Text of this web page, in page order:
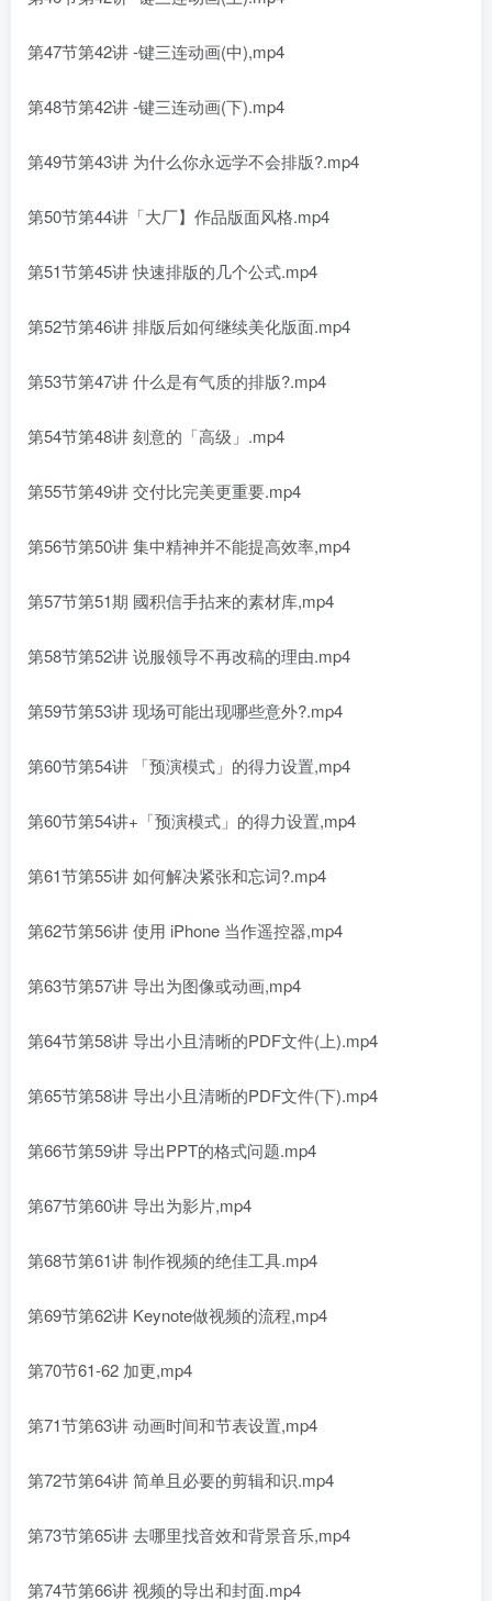
第47节第42讲 -键三连动画(中),mp4
第48节第42讲 -键三连动画(下).mp4
第49节第43讲 为什么你永远学不会排版?.mp4
第50节第44讲「大厂】作品版面风格.mp4
第51节第45讲 快速排版的几个公式.mp4
第52节第46讲 排版后如何继续美化版面.mp4
第53节第47讲 什么是有气质的排版?.mp4
第54节第48讲 刻意的「高级」.mp4
第55节第49讲 交付比完美更重要.mp4
第56节第50讲 集中精神并不能提高效率,mp4
第57节第51期 國积信手拈来的素材库,mp4
第58节第52讲 说服领导不再改稿的理由.mp4
第59节第53讲 现场可能出现哪些意外?.mp4
第60节第54讲 「预演模式」的得力设置,mp4
第60节第54讲+「预演模式」的得力设置,mp4
第61节第55讲 如何解决紧张和忘词?.mp4
第62节第56讲 使用 iPhone 当作遥控器,mp4
第63节第57讲 导出为图像或动画,mp4
第64节第58讲 导出小且清晰的PDF文件(上).mp4
第65节第58讲 导出小且清晰的PDF文件(下).mp4
第66节第59讲 导出PPT的格式问题.mp4
第67节第60讲 导出为影片,mp4
第68节第61讲 制作视频的绝佳工具.mp4
第69节第62讲 Keynote做视频的流程,mp4
第70节61-62 加更,mp4
第71节第63讲 动画时间和节表设置,mp4
第72节第64讲 简单且必要的剪辑和识.mp4
第73节第65讲 去哪里找音效和背景音乐,mp4
第74节第66讲 视频的导出和封面.mp4